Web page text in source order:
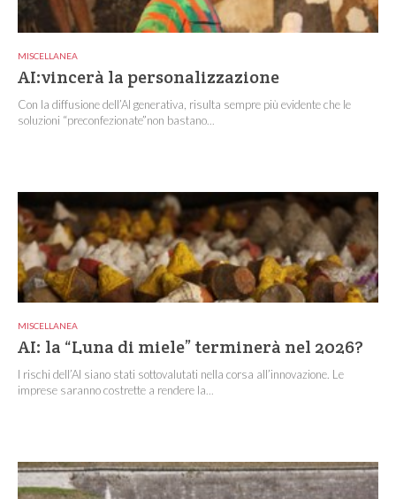
MISCELLANEA
AI:vincerà la personalizzazione
Con la diffusione dell’AI generativa, risulta sempre più evidente che le
soluzioni “preconfezionate”non bastano...
MISCELLANEA
AI: la “Luna di miele” terminerà nel 2026?
I rischi dell’AI siano stati sottovalutati nella corsa all’innovazione. Le
imprese saranno costrette a rendere la...